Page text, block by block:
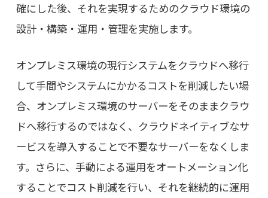
確にした後、それを実現するためのクラウド環境の
設計・構築・運用・管理を実施します。
オンプレミス環境の現行システムをクラウドへ移行
して手間やシステムにかかるコストを削減したい場
合、オンプレミス環境のサーバーをそのままクラウ
ドへ移行するのではなく、クラウドネイティブなサ
ービスを導入することで不要なサーバーをなくしま
す。さらに、手動による運用をオートメーション化
することでコスト削減を行い、それを継続的に運用